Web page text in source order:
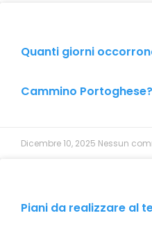
Quanti giorni
Cammino Portoghese?
Dicembre 10, 2025 Nessun
Piani da realizzare al